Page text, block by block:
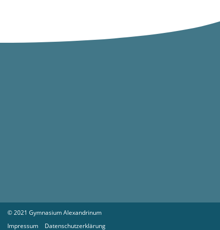
© 2021 Gymnasium Alexandrinum
Impressum
Datenschutzerklärung